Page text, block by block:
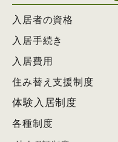
入居者の資格
入居手続き
入居費用
住み替え支援制度
体験入居制度
各種制度